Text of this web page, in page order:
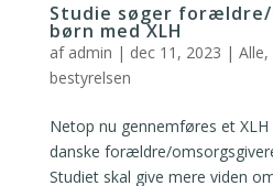
Studie søger
børn med XLH
af admin | dec 11, 2023 | Alle,
bestyrelsen
Netop nu gennemføres et
danske forældre/
Studiet skal give mere viden